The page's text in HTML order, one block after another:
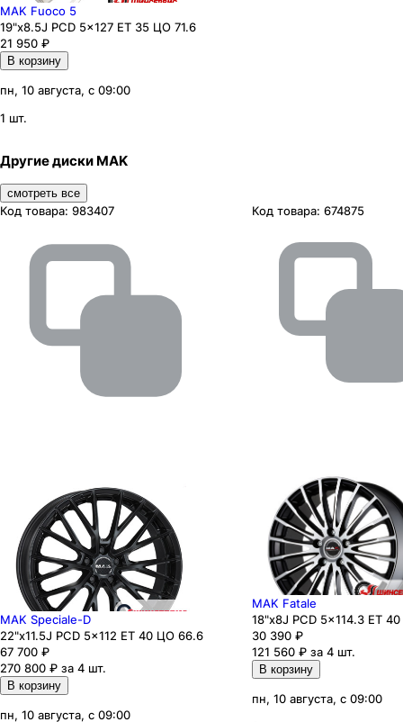
MAK Fuoco 5
19"x8.5J PCD 5x127 ЕТ 35 ЦО 71.6
21 950 ₽
В корзину
пн, 10 августа, с 09:00
1 шт.
Другие диски MAK
смотреть все
Код товара: 983407
MAK Speciale-D
22"x11.5J PCD 5x112 ЕТ 40 ЦО 66.6
67 700 ₽
270 800 ₽ за 4 шт.
В корзину
пн, 10 августа, с 09:00
Код товара: 674875
MAK Fatale
18"x8J PCD 5x114.3 ЕТ
30 390 ₽
121 560 ₽ за 4 шт.
В корзину
пн, 10 августа, с 09:00